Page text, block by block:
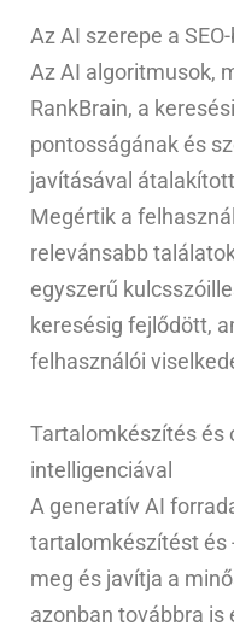
Az AI szerepe a
Az AI algoritmusok,
RankBrain, a
pontosságának és
javításával
Megértik a
relevánsabb
egyszerű
keresésig fejlődött,
felhasználói
Tartalomkészítés és
intelligenciával
A generatív AI
tartalomkészítést és
meg és javítja a
azonban továbbra is